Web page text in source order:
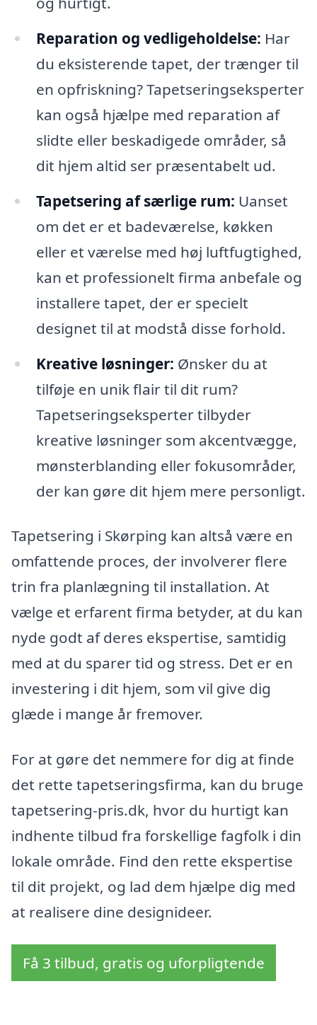
Reparation og vedligeholdelse: Har
du eksisterende tapet, der trænger til
en opfriskning? Tapetseringseksperter
kan også hjælpe med reparation af
slidte eller beskadigede områder, så
dit hjem altid ser præsentabelt ud.
Tapetsering af særlige rum: Uanset
om det er et badeværelse, køkken
eller et værelse med høj luftfugtighed,
kan et professionelt firma anbefale og
installere tapet, der er specielt
designet til at modstå disse forhold.
Kreative løsninger: Ønsker du at
tilføje en unik flair til dit rum?
Tapetseringseksperter tilbyder
kreative løsninger som akcentvægge,
mønsterblanding eller fokusområder,
der kan gøre dit hjem mere personligt.
Tapetsering i Skørping kan altså være en
omfattende proces, der involverer flere
trin fra planlægning til installation. At
vælge et erfarent firma betyder, at du kan
nyde godt af deres ekspertise, samtidig
med at du sparer tid og stress. Det er en
investering i dit hjem, som vil give dig
glæde i mange år fremover.
For at gøre det nemmere for dig at finde
det rette tapetseringsfirma, kan du bruge
tapetsering-pris.dk, hvor du hurtigt kan
indhente tilbud fra forskellige fagfolk i din
lokale område. Find den rette ekspertise
til dit projekt, og lad dem hjælpe dig med
at realisere dine designideer.
Få 3 tilbud, gratis og uforpligtende